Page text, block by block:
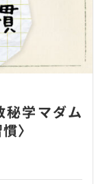
秘学マダム
〉